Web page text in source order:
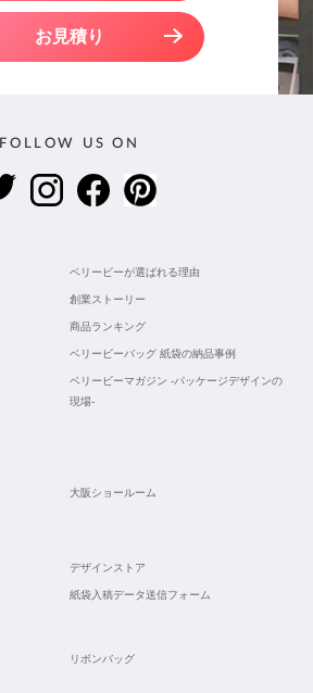
お見積り
FOLLOW US ON
ベリービーが選ばれる理由
創業ストーリー
商品ランキング
ベリービーバッグ 紙袋の納品事例
ベリービーマガジン -パッケージデザインの
現場-
大阪ショールーム
デザインストア
紙袋入稿データ送信フォーム
リボンバッグ